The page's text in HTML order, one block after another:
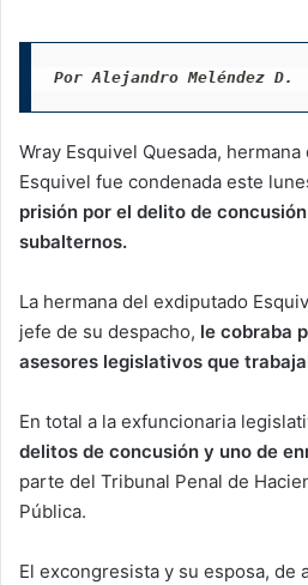
Por Alejandro Meléndez D.
Wray Esquivel Quesada,
Esquivel fue condenada este
prisión por el delito de
subalternos.
La hermana del exdiputado
jefe de su despacho, le cobraba
asesores legislativos que
En total a la exfuncionaria
delitos de concusión y uno de
parte del Tribunal Penal de
Pública.
El excongresista y su esposa, de